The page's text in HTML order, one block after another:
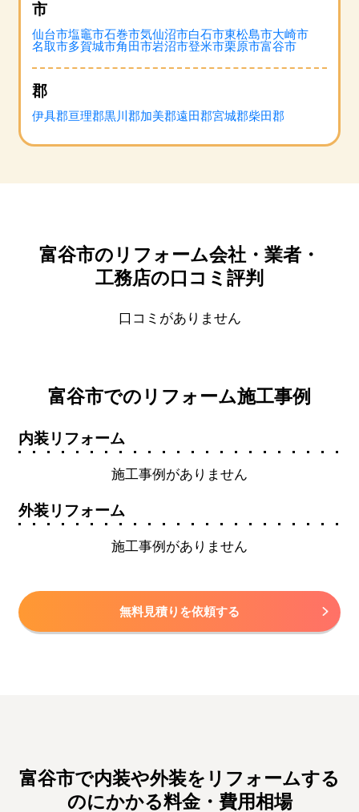
市
仙台市塩竈市石巻市気仙沼市白石市東松島市大崎市
名取市多賀城市角田市岩沼市登米市栗原市富谷市
郡
伊具郡亘理郡黒川郡加美郡遠田郡宮城郡柴田郡
富谷市のリフォーム会社・業者・
工務店の口コミ評判
口コミがありません
富谷市でのリフォーム施工事例
内装リフォーム
施工事例がありません
外装リフォーム
施工事例がありません
無料見積りを依頼する
富谷市で内装や外装をリフォームする
のにかかる料金・費用相場